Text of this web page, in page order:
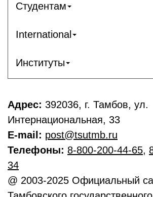
Студентам
International
Институты
Адрес: 392036, г. Тамбов, ул.
Интернациональная, 33
E-mail: post@tsutmb.ru
Телефоны: 8-800-200-44-65,
34
@ 2003-2025 Официальный